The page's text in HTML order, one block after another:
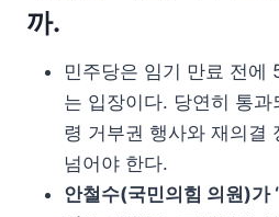
까.
민주당은 임기 만료 전에
는 입장이다. 당연히 통
령 거부권 행사와 재의결
넘어야 한다.
안철수(국민의힘 의원)가